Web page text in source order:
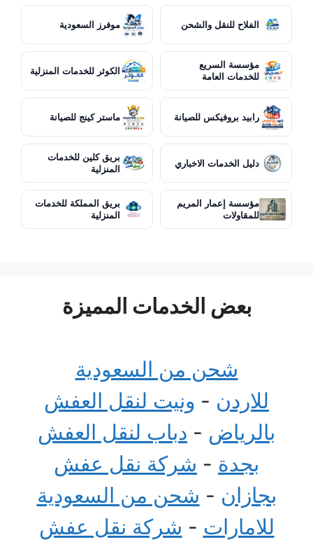
الفلاح للنقل والشحن موفرز السعودية
مؤسسة السريع
للخدمات العامة
الكوثر للخدمات المنزلية
رابيد بروفيكس للصيانة ماستر كينج للصيانة
دليل الخدمات الاخباري
بريق كلين للخدمات
المنزلية
مؤسسة إعمار المريم
للمقاولات
بريق المملكة للخدمات
المنزلية
بعض الخدمات المميزة
شحن من السعودية
للاردن - ونيت لنقل العفش
بالرياض - دباب لنقل العفش
بجدة - شركة نقل عفش
بجازان - شحن من السعودية
للامارات - شركة نقل عفش